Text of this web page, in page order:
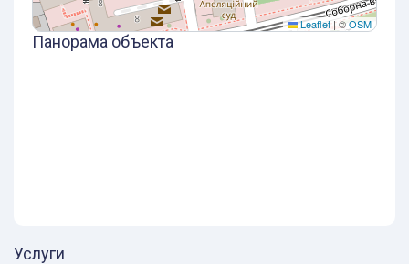
Leaflet |©OSM
Панорама объекта
Услуги